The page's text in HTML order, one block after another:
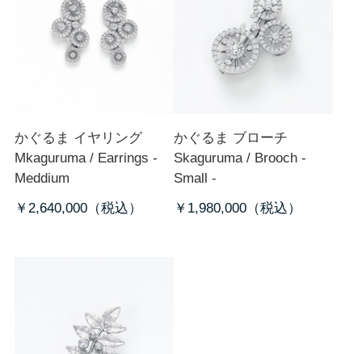
かぐるま イヤリング
M kaguruma / Earrings -
Meddium
￥2,640,000
かぐるま ブローチ
Skaguruma / Brooch -
Small -
￥1,980,000